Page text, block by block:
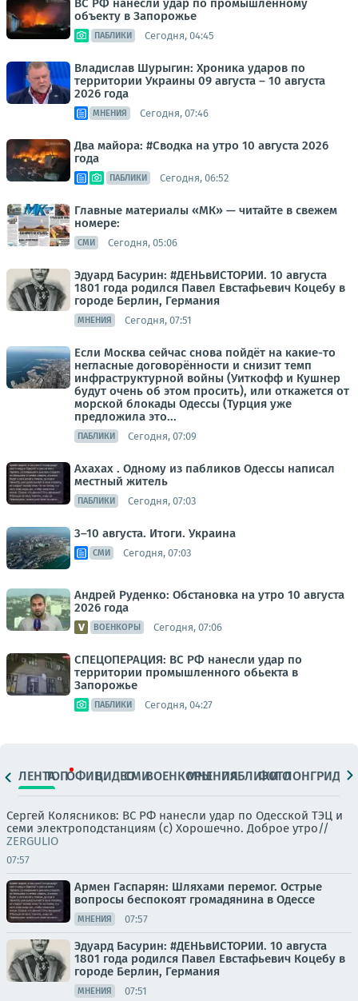
ВС РФ нанесли удар по промышленному
объекту в Запорожье
ПАБЛИКИ Сегодня, 04:45
Владислав Шурыгин: Хроника ударов по
территории Украины 09 августа – 10 августа
2026 года
МНЕНИЯ Сегодня, 07:46
Два майора: #Сводка на утро 10 августа 2026
года
ПАБЛИКИ Сегодня, 06:52
Главные материалы «МК» — читайте в свежем
номере:
СМИ Сегодня, 05:06
Эдуард Басурин: #ДЕНЬвИСТОРИИ. 10 августа
1801 года родился Павел Евстафьевич Коцебу в
городе Берлин, Германия
МНЕНИЯ Сегодня, 07:51
Если Москва сейчас снова пойдёт на какие-то
негласные договорённости и снизит темп
инфраструктурной войны (Уиткофф и Кушнер
будут очень об этом просить), или откажется от
морской блокады Одессы (Турция уже
предложила это...
ПАБЛИКИ Сегодня, 07:09
Ахахах . Одному из пабликов Одессы написал
местный житель
ПАБЛИКИ Сегодня, 07:03
3–10 августа. Итоги. Украина
СМИ Сегодня, 07:03
Андрей Руденко: Обстановка на утро 10 августа
2026 года
ВОЕНКОРЫ Сегодня, 07:06
СПЕЦОПЕРАЦИЯ: ВС РФ нанесли удар по
территории промышленного обьекта в
Запорожье
ПАБЛИКИ Сегодня, 04:27
ЛЕНТАТОПОФИЦ.ВИДЕОСМИВОЕНКОРЫМНЕНИЯПАБЛИКИ
ФОТОЛОНГРИДЫ
Сергей Колясников: ВС РФ нанесли удар по Одесской ТЭЦ и
семи электроподстанциям (с) Хорошечно. Доброе утро//
ZERGULIO
07:57
Армен Гаспарян: Шляхами перемог. Острые
вопросы беспокоят громадянина в Одессе
МНЕНИЯ 07:57
Эдуард Басурин: #ДЕНЬвИСТОРИИ. 10 августа
1801 года родился Павел Евстафьевич Коцебу в
городе Берлин, Германия
МНЕНИЯ 07:51